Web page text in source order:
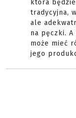
która
tradycyjna,
ale
na pęczki.
może mieć
jego